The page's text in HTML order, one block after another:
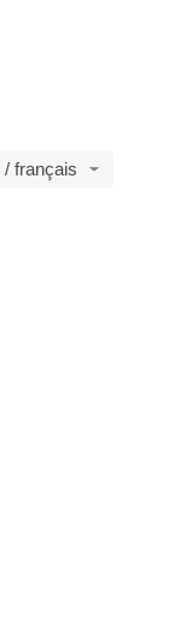
/ français